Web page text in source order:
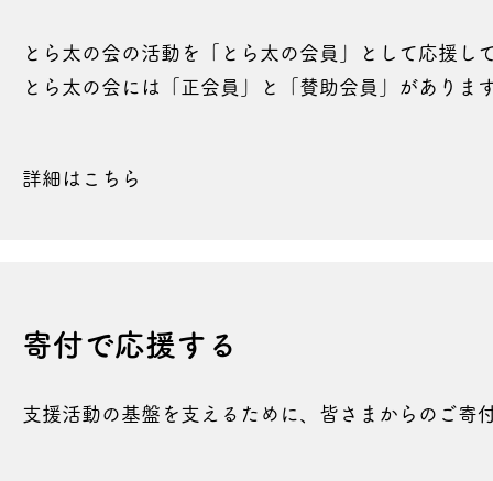
とら太の会の活動を「とら太の会員」として応援し
とら太の会には「正会員」と「賛助会員」がありま
詳細はこちら
​​寄付で応援する
支援活動の基盤を支えるために、皆さまからのご寄